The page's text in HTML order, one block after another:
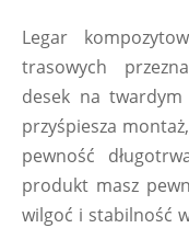
Legar
trasowych
desek na twardym
przyśpiesza
pewność
produkt masz
wilgoć i stabilność